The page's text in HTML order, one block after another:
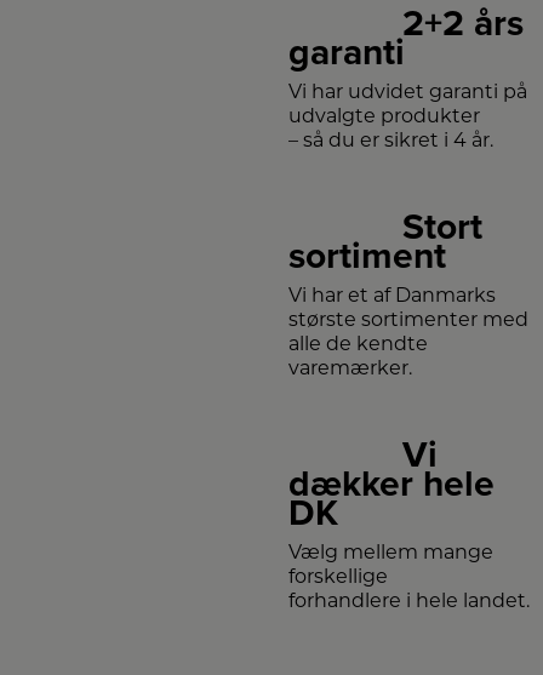
2+2 års
garanti
Vi har udvidet garanti på
udvalgte produkter
– så du er sikret i 4 år.
Stort
sortiment
Vi har et af Danmarks
største sortimenter med
alle de kendte
varemærker.
Vi
dækker hele
DK
Vælg mellem mange
forskellige
forhandlere i hele landet.